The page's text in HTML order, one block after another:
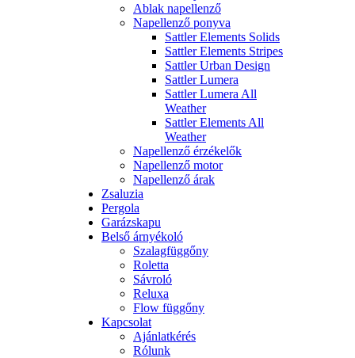
Ablak napellenző
Napellenző ponyva
Sattler Elements Solids
Sattler Elements Stripes
Sattler Urban Design
Sattler Lumera
Sattler Lumera All
Weather
Sattler Elements All
Weather
Napellenző érzékelők
Napellenző motor
Napellenző árak
Zsaluzia
Pergola
Garázskapu
Belső árnyékoló
Szalagfüggőny
Roletta
Sávroló
Reluxa
Flow függőny
Kapcsolat
Ajánlatkérés
Rólunk